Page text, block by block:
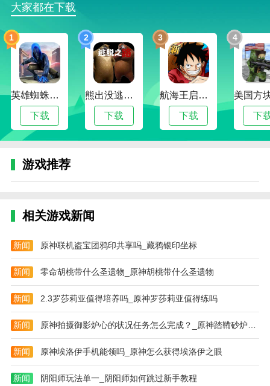
大家都在下载
1
英雄蜘蛛侠绳索格斗城市模拟器
下载
2
熊出没逃脱之路
下载
3
航海王启航 工匠焕新版本
下载
4
下
游戏推荐
相关游戏新闻
新闻 原神联机盗宝团鸦印共享吗_藏鸦银印坐标
新闻 零命胡桃带什么圣遗物_原神胡桃带什么圣遗物
新闻 2.3罗莎莉亚值得培养吗_原神罗莎莉亚值得练吗
新闻
新闻 原神埃洛伊手机能领吗_原神怎么获得埃洛伊之眼
新闻 阴阳师玩法单一_阴阳师如何跳过新手教程